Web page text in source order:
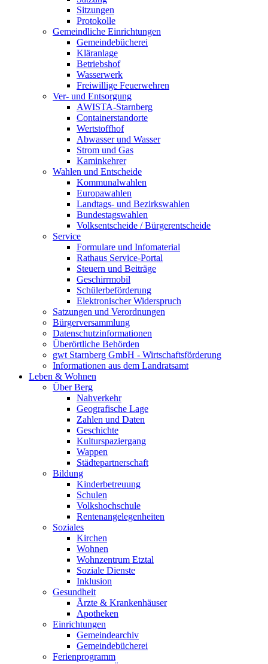
Sitzungen
Protokolle
Gemeindliche Einrichtungen
Gemeindebücherei
Kläranlage
Betriebshof
Wasserwerk
Freiwillige Feuerwehren
Ver- und Entsorgung
AWISTA-Starnberg
Containerstandorte
Wertstoffhof
Abwasser und Wasser
Strom und Gas
Kaminkehrer
Wahlen und Entscheide
Kommunalwahlen
Europawahlen
Landtags- und Bezirkswahlen
Bundestagswahlen
Volksentscheide / Bürgerentscheide
Service
Formulare und Infomaterial
Rathaus Service-Portal
Steuern und Beiträge
Geschirrmobil
Schülerbeförderung
Elektronischer Widerspruch
Satzungen und Verordnungen
Bürgerversammlung
Datenschutzinformationen
Überörtliche Behörden
gwt Starnberg GmbH - Wirtschaftsförderung
Informationen aus dem Landratsamt
Leben & Wohnen
Über Berg
Nahverkehr
Geografische Lage
Zahlen und Daten
Geschichte
Kulturspaziergang
Wappen
Städtepartnerschaft
Bildung
Kinderbetreuung
Schulen
Volkshochschule
Rentenangelegenheiten
Soziales
Kirchen
Wohnen
Wohnzentrum Etztal
Soziale Dienste
Inklusion
Gesundheit
Ärzte & Krankenhäuser
Apotheken
Einrichtungen
Gemeindearchiv
Gemeindebücherei
Ferienprogramm